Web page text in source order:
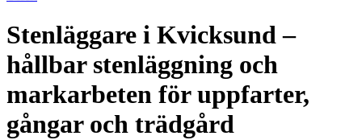
Stenläggare i Kvicksund –
hållbar stenläggning och
markarbeten för uppfarter,
gångar och trädgård